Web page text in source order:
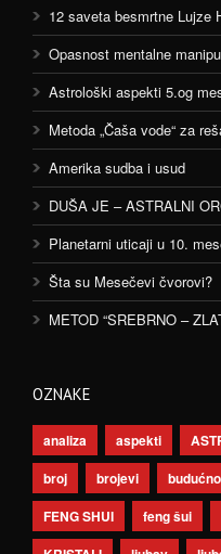
12 saveta besmrtne Lujze
Opasnost mentalne
Astrološki aspekti 5.og
Metoda „Čaša vode“ za
Amerika sudba i usud
DUŠA JE – ASTRALNI
Planetarni uticaji u 10.
Šta su Mesečevi čvorovi?
METOD “SREBRNO –
OZNAKE
analiza aspekti
broj
brojevi
FENG SHUI
feng šui